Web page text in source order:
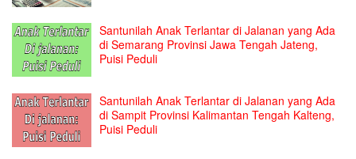
Santunilah Anak Terlantar di Jalanan yang Ada
di Semarang Provinsi Jawa Tengah Jateng,
Puisi Peduli
Santunilah Anak Terlantar di Jalanan yang Ada
di Sampit Provinsi Kalimantan Tengah Kalteng,
Puisi Peduli